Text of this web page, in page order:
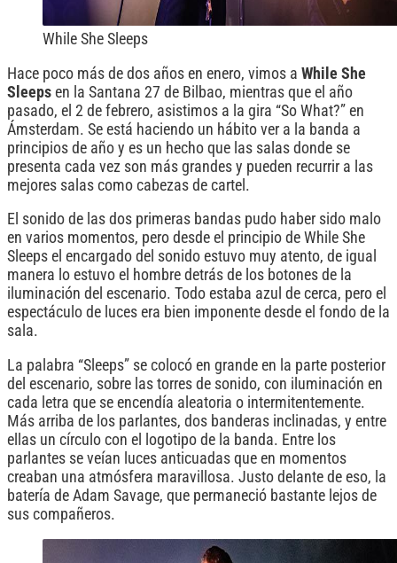
While She Sleeps
Hace poco más de dos años en enero, vimos a While She
Sleeps en la Santana 27 de Bilbao, mientras que el año
pasado, el 2 de febrero, asistimos a la gira “So What?” en
Ámsterdam. Se está haciendo un hábito ver a la banda a
principios de año y es un hecho que las salas donde se
presenta cada vez son más grandes y pueden recurrir a las
mejores salas como cabezas de cartel.
El sonido de las dos primeras bandas pudo haber sido malo
en varios momentos, pero desde el principio de While She
Sleeps el encargado del sonido estuvo muy atento, de igual
manera lo estuvo el hombre detrás de los botones de la
iluminación del escenario. Todo estaba azul de cerca, pero el
espectáculo de luces era bien imponente desde el fondo de la
sala.
La palabra “Sleeps” se colocó en grande en la parte posterior
del escenario, sobre las torres de sonido, con iluminación en
cada letra que se encendía aleatoria o intermitentemente.
Más arriba de los parlantes, dos banderas inclinadas, y entre
ellas un círculo con el logotipo de la banda. Entre los
parlantes se veían luces anticuadas que en momentos
creaban una atmósfera maravillosa. Justo delante de eso, la
batería de Adam Savage, que permaneció bastante lejos de
sus compañeros.